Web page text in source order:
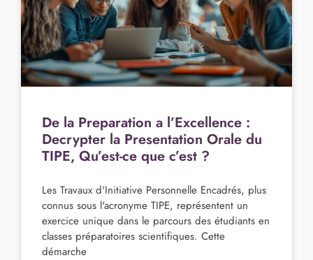
De la Preparation a l’Excellence :
Decrypter la Presentation Orale du
TIPE, Qu’est-ce que c’est ?
Les Travaux d'Initiative Personnelle Encadrés, plus
connus sous l'acronyme TIPE, représentent un
exercice unique dans le parcours des étudiants en
classes préparatoires scientifiques. Cette
démarche